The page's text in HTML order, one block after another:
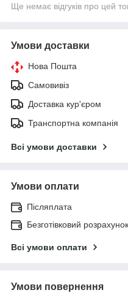
Ще немає відгуків про цей
Умови доставки
Нова Пошта
Самовивіз
Доставка кур'єром
Транспортна компанія
Всі умови доставки
Умови оплати
Післяплата
Безготівковий розрахунок
Всі умови оплати
Умови повернення